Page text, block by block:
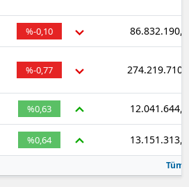
%-0,10
%-0,77
%0,63
%0,64